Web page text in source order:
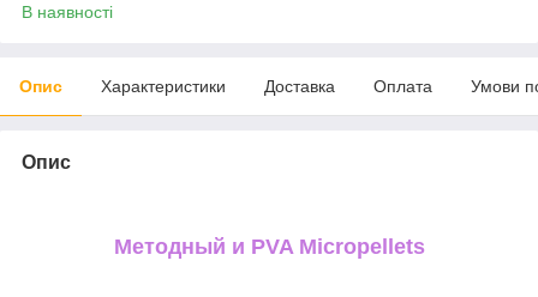
В наявності
Опис Характеристики Доставка Оплата Умови
Опис
Методный и PVA Micropellets